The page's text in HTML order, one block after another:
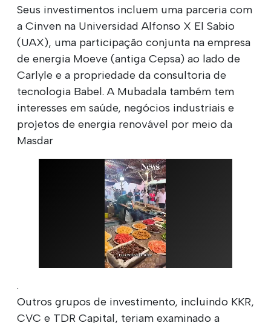
Seus investimentos incluem uma parceria com
a Cinven na Universidad Alfonso X El Sabio
(UAX), uma participação conjunta na empresa
de energia Moeve (antiga Cepsa) ao lado de
Carlyle e a propriedade da consultoria de
tecnologia Babel. A Mubadala também tem
interesses em saúde, negócios industriais e
projetos de energia renovável por meio da
Masdar
.
Outros grupos de investimento, incluindo KKR,
CVC e TDR Capital, teriam examinado a